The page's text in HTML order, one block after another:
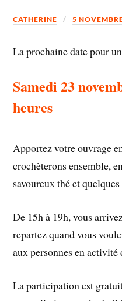
CATHERINE 5
La prochaine date pour
Samedi 23
heures
Apportez votre ouvrage
crochèterons ensemble,
savoureux thé et
De 15h à 19h, vous
repartez quand vous
aux personnes en
La participation est